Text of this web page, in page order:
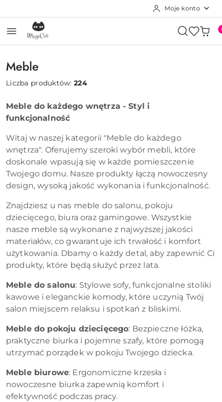
Moje konto
Meble
Liczba produktów:224
Meble do każdego wnętrza - Styl i
funkcjonalność
Witaj w naszej kategorii "Meble do każdego
wnętrza". Oferujemy szeroki wybór mebli, które
doskonale wpasują się w każde pomieszczenie
Twojego domu. Nasze produkty łączą nowoczesny
design, wysoką jakość wykonania i funkcjonalność.
Znajdziesz u nas meble do salonu, pokoju
dziecięcego, biura oraz gamingowe. Wszystkie
nasze meble są wykonane z najwyższej jakości
materiałów, co gwarantuje ich trwałość i komfort
użytkowania. Dbamy o każdy detal, aby zapewnić Ci
produkty, które będą służyć przez lata.
Meble do salonu: Stylowe sofy, funkcjonalne stoliki
kawowe i eleganckie komody, które uczynią Twój
salon miejscem relaksu i spotkań z bliskimi.
Meble do pokoju dziecięcego: Bezpieczne łóżka,
praktyczne biurka i pojemne szafy, które pomogą
utrzymać porządek w pokoju Twojego dziecka.
Meble biurowe: Ergonomiczne krzesła i
nowoczesne biurka zapewnią komfort i
efektywność podczas pracy.